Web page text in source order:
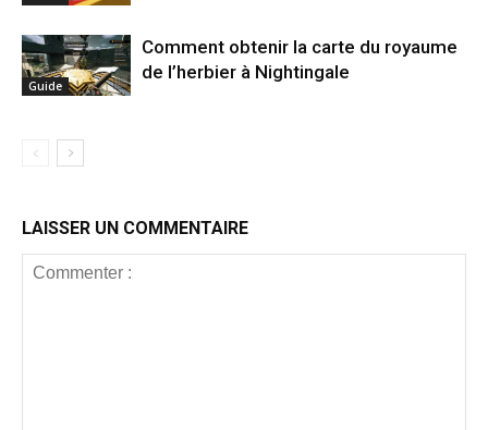
Guide
Comment obtenir la carte du royaume
de l’herbier à Nightingale
LAISSER UN COMMENTAIRE